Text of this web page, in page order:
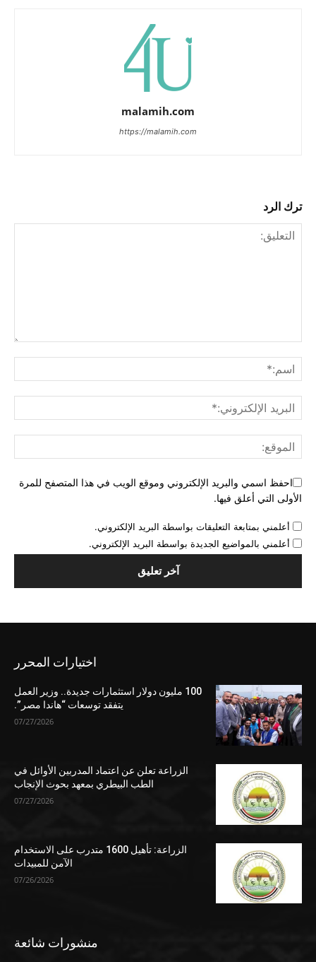
malamih.com
https://malamih.com
ترك الرد
احفظ اسمي والبريد الإلكتروني وموقع الويب في هذا المتصفح للمرة
الأولى التي أعلق فيها.
أعلمني بمتابعة التعليقات بواسطة البريد الإلكتروني.
أعلمني بالمواضيع الجديدة بواسطة البريد الإلكتروني.
اختيارات المحرر
100 مليون دولار استثمارات جديدة.. وزير العمل
يتفقد توسعات “هاندا مصر”.
07/27/2026
الزراعة تعلن عن اعتماد المدربين الأوائل في
الطب البيطري بمعهد بحوث الإنجاب
07/27/2026
الزراعة: تأهيل 1600 متدرب على الاستخدام
الآمن للمبيدات
07/26/2026
منشورات شائعة